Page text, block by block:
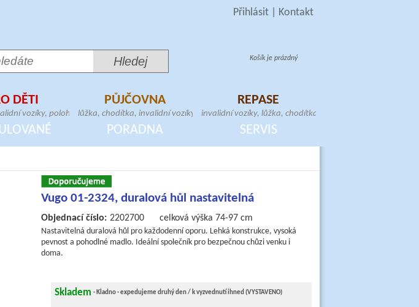
Kontakt
Přihlásit|
Košík je prázdný
DĚTI
vozíky, polohovací a
zařízení, dětské sedačky,
lehátka, berličky
PŮJČOVNA
lůžka, chodítka, invalidní vozíky, toaletní
křesla, zvedáky, schodolezy, samostojné
hrazdy, stolky, matrace
REPASE
invalidní vozíky, lůžka, chodítka, toaletní
křesla, zvedáky, samostojné hrazdy,
schodolezy, elektrické skútry
PORADNA SERVIS
Vugo 01-2324, duralová hůl nastavitelná
Objednací číslo: 2202700 celková výška 74-97 cm
Nastavitelná duralová hůl pro každodenní oporu. Lehká konstrukce, vysoká
pevnost a pohodlné madlo. Ideální společník pro bezpečnou chůzi venku i
doma.
Skladem - Kladno - expedujeme druhý den / k vyzvednutí ihned (VYSTAVENO)